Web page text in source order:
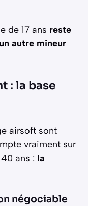
de 17 ans reste
autre mineur
: la base
airsoft sont
vraiment sur
ans : la
négociable